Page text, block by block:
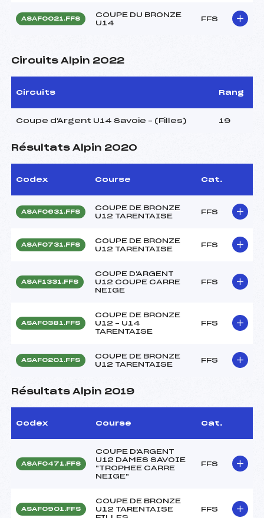
ASAF0021.FFS
COUPE DU BRONZE
U14
FFS
Circuits Alpin 2022
Circuits Rang
Coupe d'Argent U14 Savoie – (Filles) 19
Résultats Alpin 2020
Codex Course Cat.
ASAF0631.FFS
COUPE DE BRONZE
U12 TARENTAISE
FFS
ASAF0731.FFS
COUPE DE BRONZE
U12 TARENTAISE
FFS
ASAF1331.FFS
COUPE D'ARGENT
U12 COUPE CARRE
NEIGE
FFS
ASAF0381.FFS
COUPE DE BRONZE
U12 – U14
TARENTAISE
FFS
ASAF0201.FFS
COUPE DE BRONZE
U12 TARENTAISE
FFS
Résultats Alpin 2019
Codex Course Cat.
ASAF0471.FFS
COUPE D'ARGENT
U12 DAMES SAVOIE
"TROPHEE CARRE
NEIGE"
FFS
ASAF0901.FFS
COUPE DE BRONZE
U12 TARENTAISE
FFS